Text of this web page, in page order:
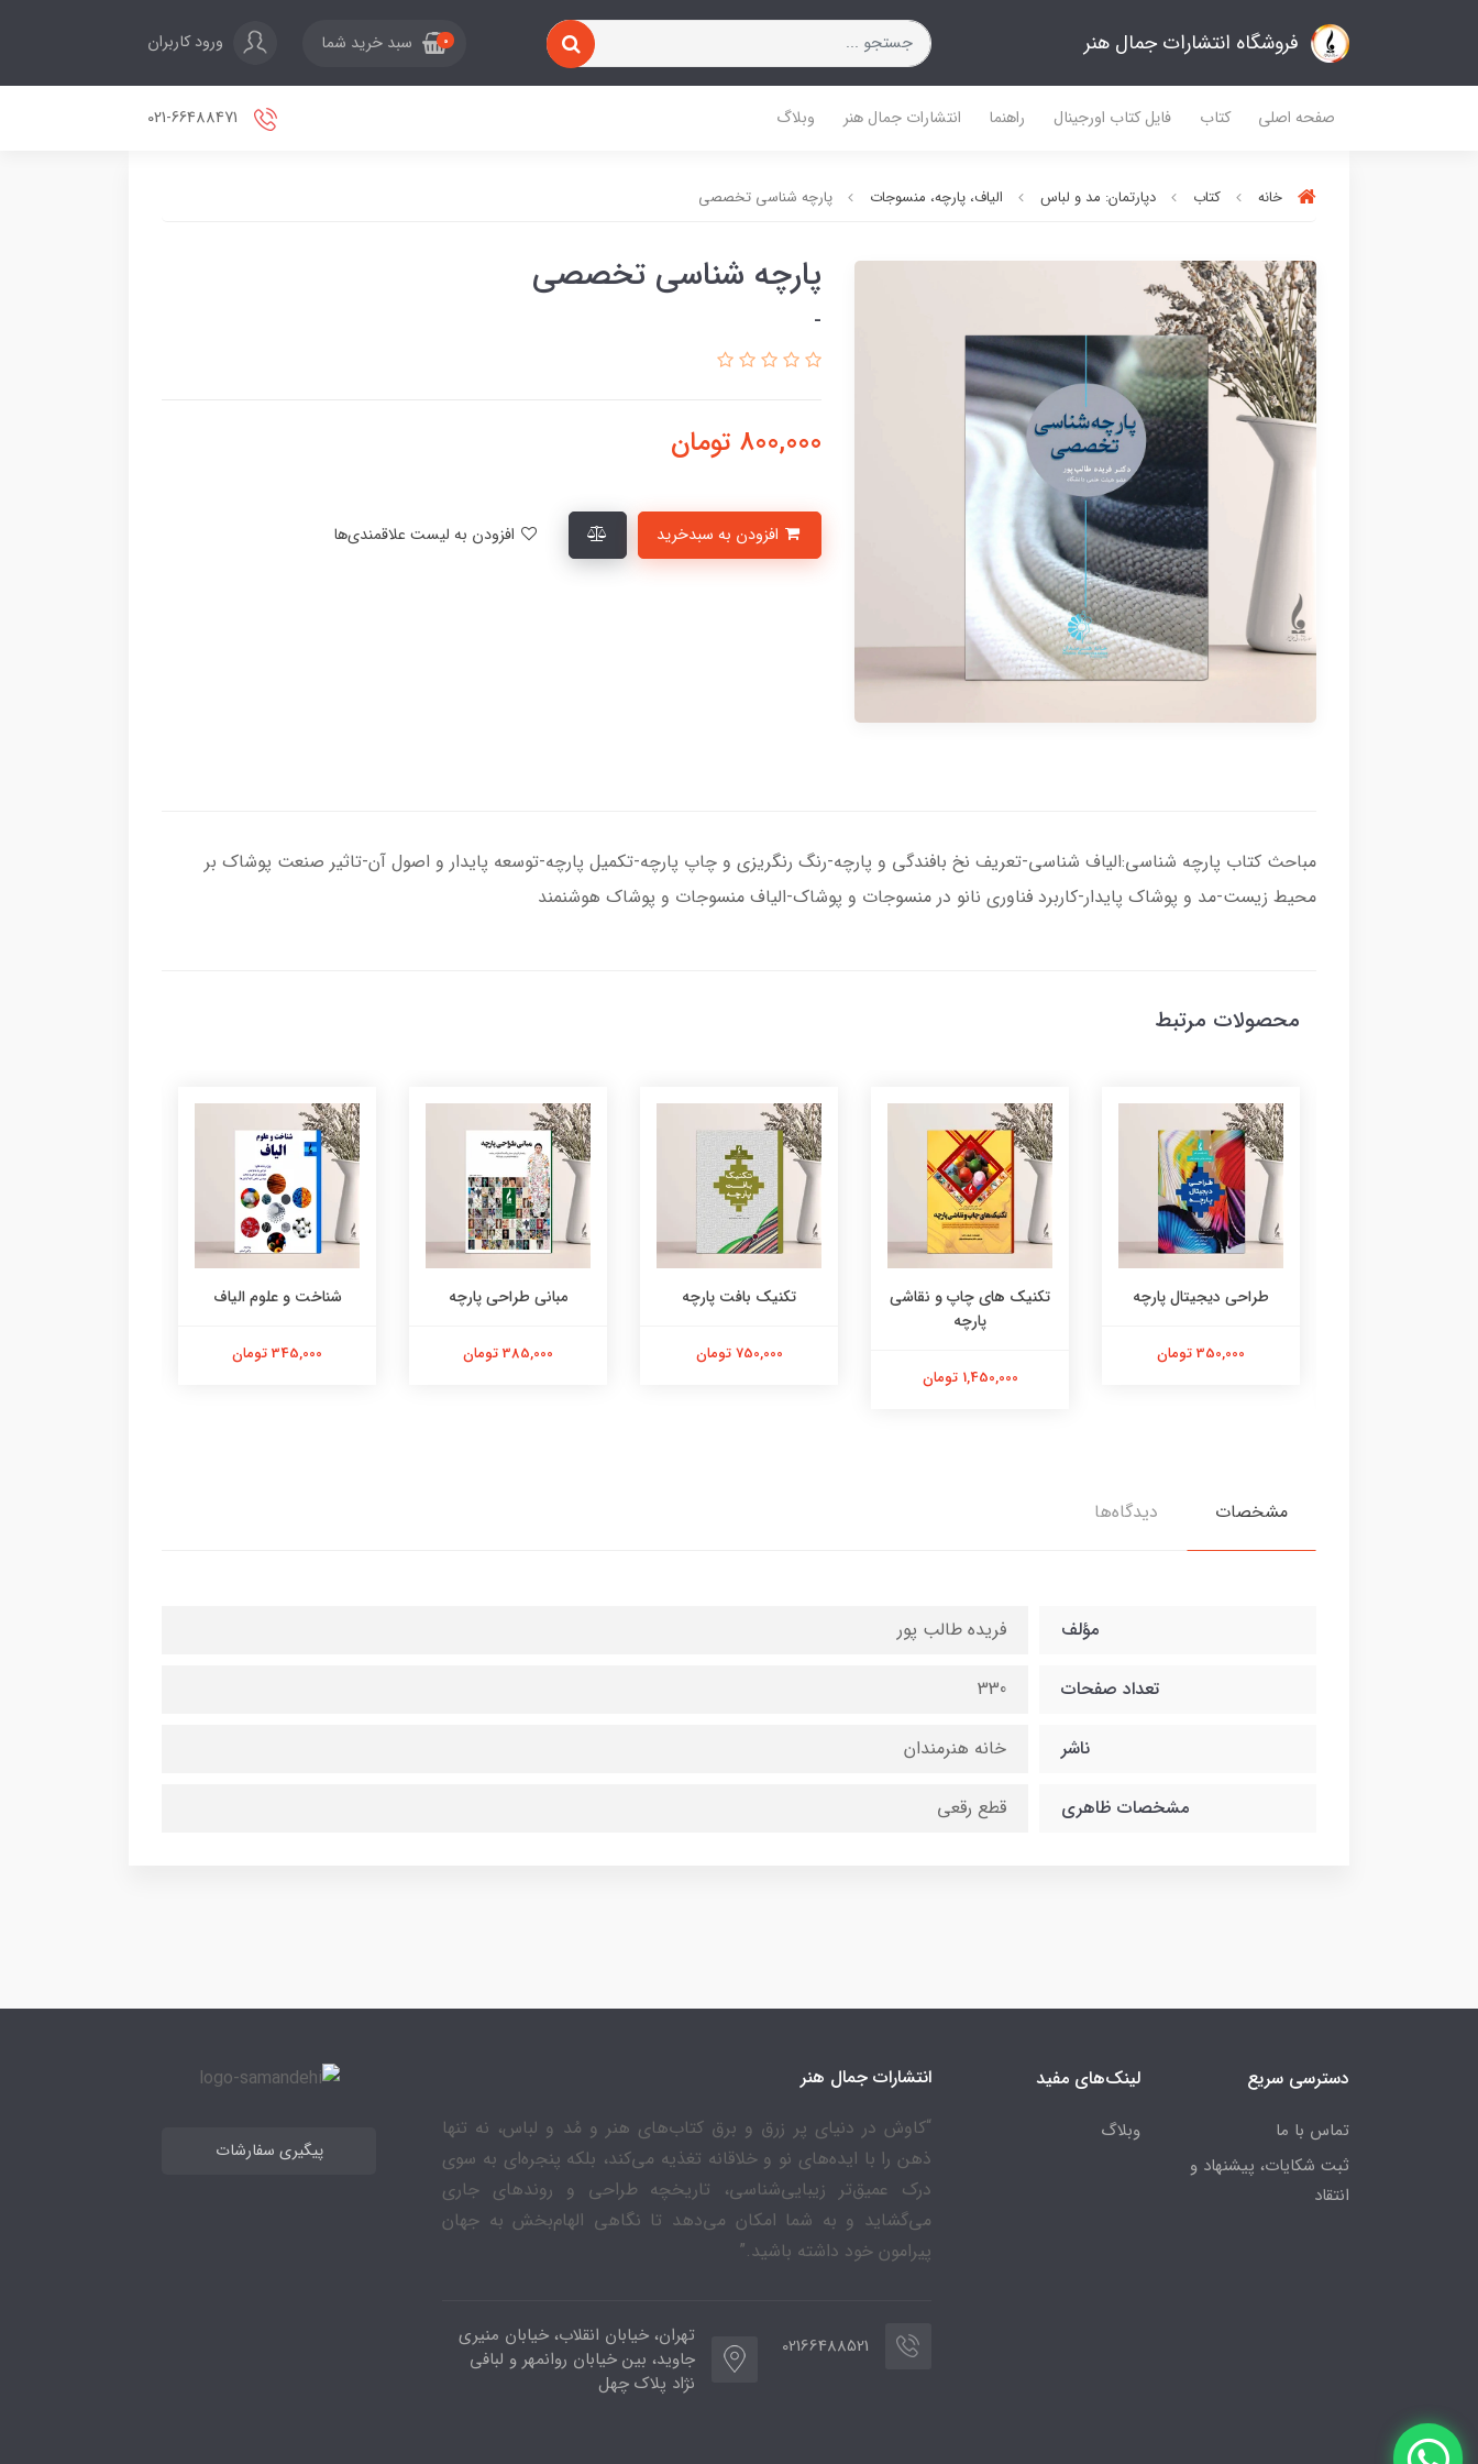
فروشگاه انتشارات جمال هنر 0 سبد خرید شما ورود کاربران
صفحه اصلی کتاب فایل کتاب اورجینال راهنما انتشارات جمال هنر وبلاگ
خانه کتاب دپارتمان: مد و لباس الیاف، پارچه، منسوجات پارچه شناسی تخصصی
پارچه شناسی تخصصی
-
800,000 تومان
مباحث کتاب پارچه شناسی:الیاف شناسی-تعریف نخ بافندگی و پارچه-رنگ رنگریزی و چاپ پارچه-تکمیل پارچه-توسعه پایدار و اصول آن-تاثیر صنعت پوشاک بر
محیط زیست-مد و پوشاک پایدار-کاربرد فناوری نانو در منسوجات و پوشاک-الیاف منسوجات و پوشاک هوشنمند
محصولات مرتبط
طراحی دیجیتال پارچه
350,000 تومان
تکنیک های چاپ و نقاشی
پارچه
1,450,000 تومان
تکنیک بافت پارچه
750,000 تومان
مبانی طراحی پارچه
385,000 تومان
شناخت و علوم الیاف
345,000 تومان
مشخصات دیدگاه‌ها
مؤلف فریده طالب پور
تعداد صفحات 330
ناشر خانه هنرمندان
مشخصات ظاهری قطع رقعی
دسترسی سریع
تماس با ما
ثبت شکایات، پیشنهاد و
انتقاد
لینک‌های مفید
وبلاگ
انتشارات جمال هنر
“کاوش در دنیای پر زرق و برق کتاب‌های هنر و مُد و لباس، نه تنها
ذهن را با ایده‌های نو و خلاقانه تغذیه می‌کند، بلکه پنجره‌ای به سوی
درک عمیق‌تر زیبایی‌شناسی، تاریخچه طراحی و روندهای جاری
می‌گشاید و به شما امکان می‌دهد تا نگاهی الهام‌بخش به جهان
پیرامون خود داشته باشید.”
02166488521
تهران، خیابان انقلاب، خیابان منیری
جاوید، بین خیابان روانمهر و لبافی
نژاد پلاک چهل
پیگیری سفارشات